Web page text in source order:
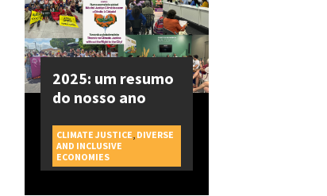
2025: um resumo
do nosso ano
CAMPAGNES
CLIMATE JUSTICE, DIVERSE
AND INCLUSIVE
ECONOMIES